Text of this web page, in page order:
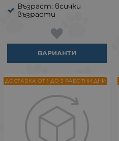
Възраст: всички
възрасти
ВАРИАНТИ
ДОСТАВКА ОТ 1 ДО 3 РАБОТНИ ДНИ